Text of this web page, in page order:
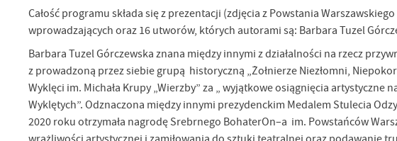
Całość programu składa się z prezentacji (zdjęcia z Powstania
wprowadzających oraz 16 utworów, których autorami są: Barbara Tuzel
Barbara Tuzel Górczewska znana między innymi z działalności na rzecz
z prowadzoną przez siebie grupą historyczną „Żołnierze Niezłomni,
Wyklęci im. Michała Krupy „Wierzby” za „ wyjątkowe osiągnięcia
Wyklętych”. Odznaczona między innymi prezydenckim Medalem Stulecia
2020 roku otrzymała nagrodę Srebrnego BohaterOn–a im. Powstańców